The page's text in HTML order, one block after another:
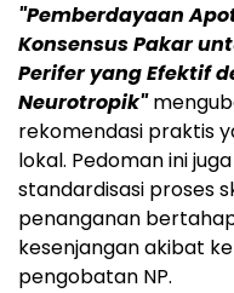
"Pemberdayaan
Konsensus Pakar
Perifer yang Efektif
Neurotropik"
rekomendasi praktis
lokal. Pedoman ini
standardisasi proses
penanganan
kesenjangan akibat
pengobatan NP.